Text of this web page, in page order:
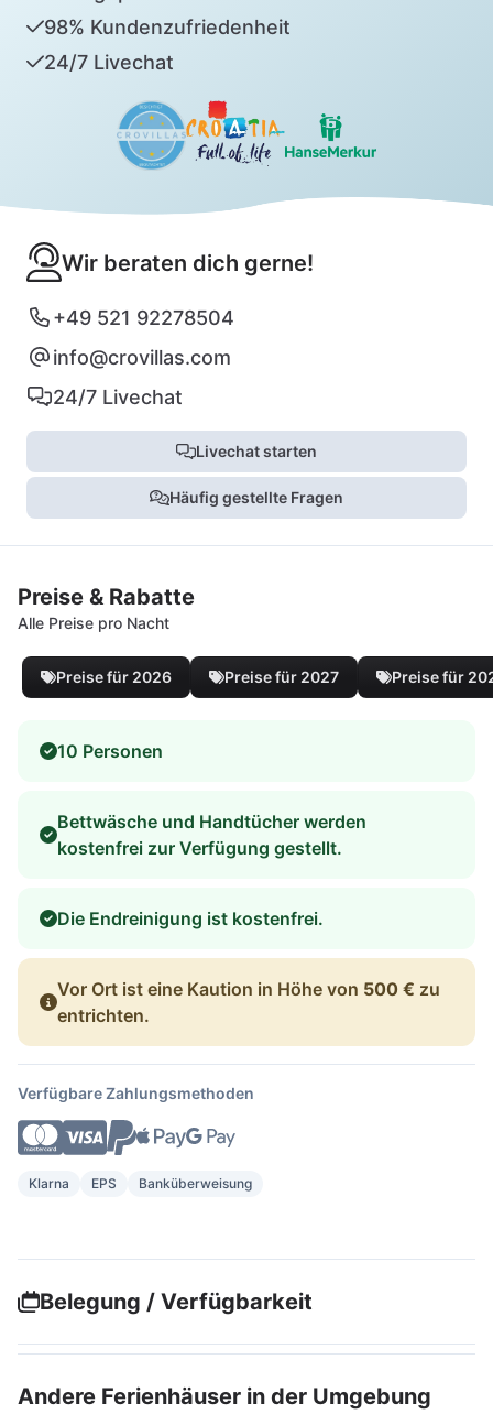
98% Kundenzufriedenheit
24/7 Livechat
Wir beraten dich gerne!
+49 521 92278504
info@crovillas.com
24/7 Livechat
Livechat starten
Häufig gestellte Fragen
Preise & Rabatte
Alle Preise pro Nacht
Preise für 2026 Preise für 2027 Preise für
10 Personen
Bettwäsche und Handtücher werden
kostenfrei zur Verfügung gestellt.
Die Endreinigung ist kostenfrei.
Vor Ort ist eine Kaution in Höhe von 500 € zu
entrichten.
Verfügbare Zahlungsmethoden
Klarna EPS Banküberweisung
Belegung / Verfügbarkeit
Andere Ferienhäuser in der Umgebung